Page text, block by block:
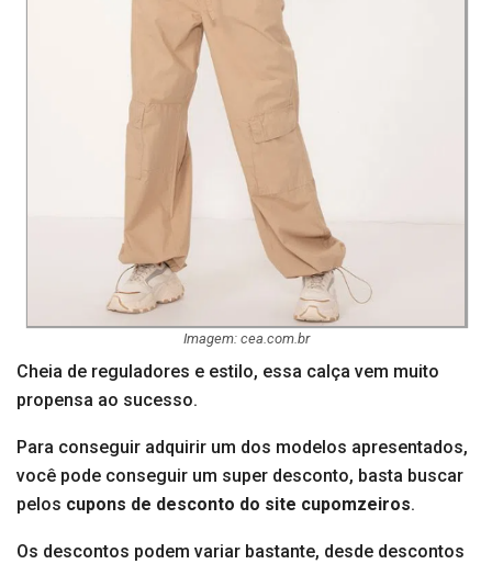
Imagem: cea.com.br
Cheia de reguladores e estilo, essa calça vem muito
propensa ao sucesso.
Para conseguir adquirir um dos modelos apresentados,
você pode conseguir um super desconto, basta buscar
pelos cupons de desconto do site cupomzeiros.
Os descontos podem variar bastante, desde descontos